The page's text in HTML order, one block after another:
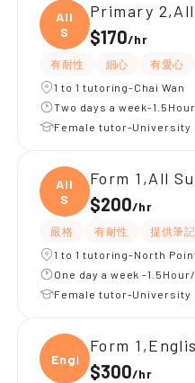
All
S
Primary
$170/hr
有耐性 細心 有愛心
1 to 1 tutoring-Chai Wan
Two days a week-
Female tutor-University
All
S
Form 1,All
$200/hr
嚴格 有耐性 提供筆記
1 to 1 tutoring-North
One day a week -
Female tutor-University
Engli
Form
$300/hr